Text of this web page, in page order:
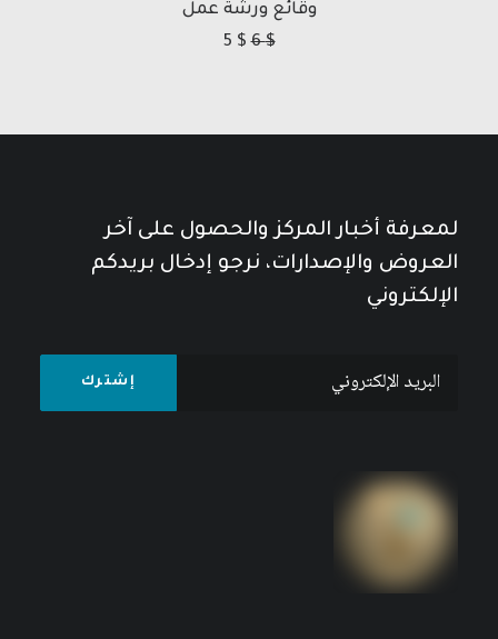
وقائع ورشة عمل
6$
5 $
لمعرفة أخبار المركز والحصول على آخر
العروض والإصدارات، نرجو إدخال بريدكم
الإلكتروني